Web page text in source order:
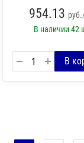
954.13
В наличии42